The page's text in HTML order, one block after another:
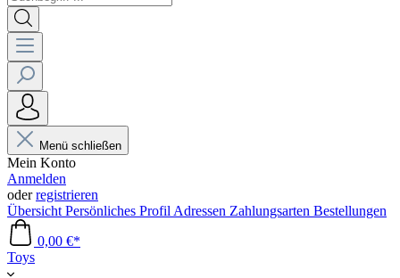
Menü schließen
Mein Konto
Anmelden
oderregistrieren
Übersicht Persönliches Profil Adressen Zahlungsarten Bestellungen
0,00 €*
Toys